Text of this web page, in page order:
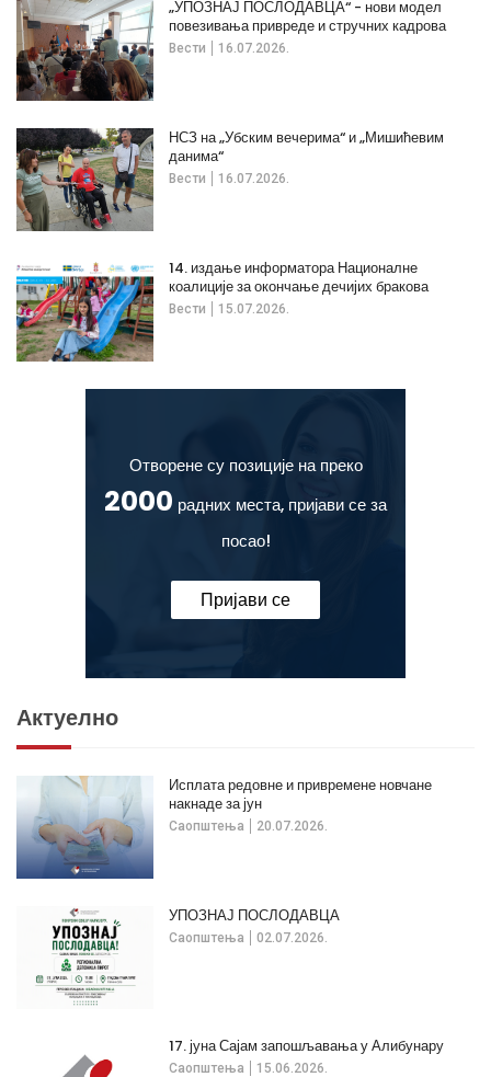
Вести 16.07.2026.
„УПОЗНАЈ ПОСЛОДАВЦА“ - нови модел
повезивања привреде и стручних кадрова
Вести 16.07.2026.
НСЗ на „Убским вечерима“ и „Мишићевим
данима“
Вести 15.07.2026.
14. издање информатора Националне
коалиције за окончање дечијих бракова
Отворене су позиције на преко
2000 радних места, пријави се за
посао!
Пријави се
Актуелно
Саопштења 20.07.2026.
Исплата редовне и привремене новчане
накнаде за јун
Саопштења 02.07.2026.
УПОЗНАЈ ПОСЛОДАВЦА
Саопштења 15.06.2026.
17. јуна Сајам запошљавања у Алибунару